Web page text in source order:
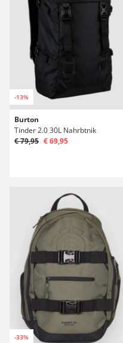
-13%
Burton
Tinder 2.0 30L Nahrbtnik
€ 79,95 € 69,95
-33%